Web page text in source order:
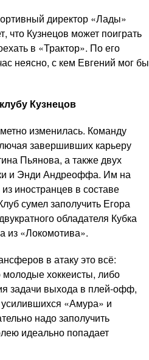
директор «Лады»
что Кузнецов может поиграть
в «Трактор». По его
неясно, с кем Евгений мог бы
Кузнецов
изменилась. Команду
завершивших карьеру
Пьянова, а также двух
и Энди Андреоффа. Им на
иностранцев в составе
сумел заполучить Егора
обладателя Кубка
из «Локомотива».
в атаку это всё:
хоккеисты, либо
задачи выхода в плей-офф,
«Амура» и
надо заполучить
идеально попадает